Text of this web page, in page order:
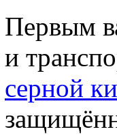
Первым
и
серной